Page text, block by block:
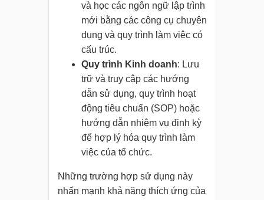
và học các ngôn ngữ lập trình
mới bằng các công cụ chuyên
dụng và quy trình làm việc có
cấu trúc.
Quy trình Kinh doanh: Lưu
trữ và truy cập các hướng
dẫn sử dụng, quy trình hoạt
động tiêu chuẩn (SOP) hoặc
hướng dẫn nhiệm vụ định kỳ
để hợp lý hóa quy trình làm
việc của tổ chức.
Những trường hợp sử dụng này
nhấn mạnh khả năng thích ứng của